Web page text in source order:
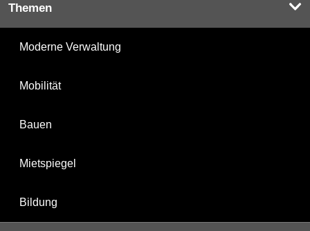
Themen
Moderne Verwaltung
Mobilität
Bauen
Mietspiegel
Bildung